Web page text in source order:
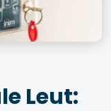
Leut: